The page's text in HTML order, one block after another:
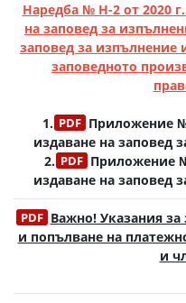
Наредба № Н-2 от 2020
на заповед за
заповед за изпълнение
заповедното
1.
Приложение
издаване на заповед
2.
Приложение
издаване на заповед
Важно! Указания
и попълване на
и